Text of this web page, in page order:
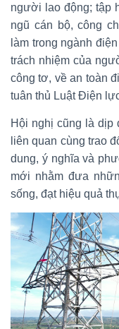
người lao động; tập
ngũ cán bộ, công
làm trong ngành
trách nhiệm của
công tơ, về an toàn
tuân thủ Luật Điện
Hội nghị cũng là dịp
liên quan cùng trao
dung, ý nghĩa và
mới nhằm đưa
sống, đạt hiệu quả